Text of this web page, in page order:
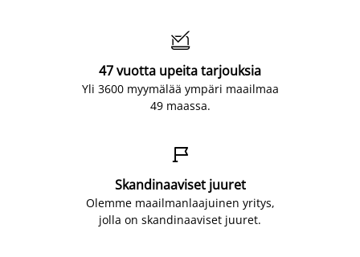

47 vuotta upeita tarjouksia
Yli 3600 myymälää ympäri maailmaa
49 maassa.

Skandinaaviset juuret
Olemme maailmanlaajuinen yritys,
jolla on skandinaaviset juuret.